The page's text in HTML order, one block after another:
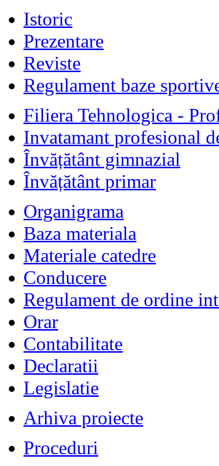
Istoric
Prezentare
Reviste
Regulament baze
Filiera Tehnologica -
Invatamant profesional
Învățătânt gimnazial
Învățătânt primar
Organigrama
Baza materiala
Materiale catedre
Conducere
Regulament de ordine
Orar
Contabilitate
Declaratii
Legislatie
Arhiva proiecte
Proceduri